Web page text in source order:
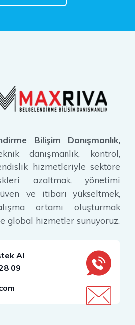
Bilişim Danışmanlık,
danışmanlık, kontrol,
hizmetleriyle sektöre
azaltmak, yönetimi
ve itibarı yükseltmek,
ortamı oluşturmak
global hizmetler sunuyoruz.
Al
09